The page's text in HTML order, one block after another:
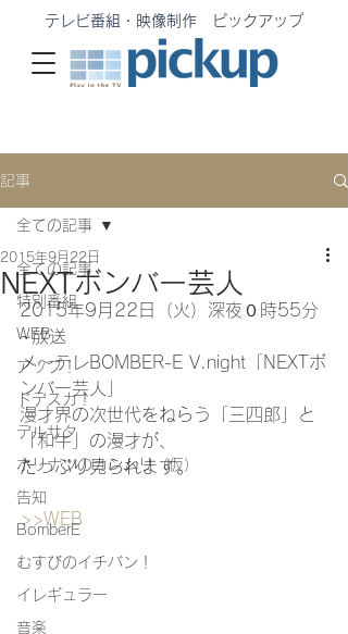
テレビ番組・映像制作 ピックアップ
記事
全ての記事
特別番組
WEB
アップ！
ドデスカ！
デルサタ
ホリナツのカンムリ（仮）
告知
BomberE
むすびのイチバン！
イレギュラー
音楽
全ての記事
NEXTボンバー芸人
2015年9月22日
2015年9月22日（火）深夜０時55分
~放送
メ〜テレBOMBER-E V.night「NEXTボ
ンバー芸人」
漫才界の次世代をねらう「三四郎」と
「和牛」の漫才が、
たっぷり見られます。
>>WEB